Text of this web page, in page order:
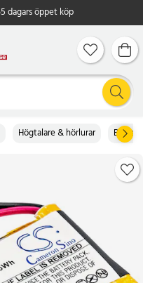
dagars öppet köp
Högtalare & hörlurar